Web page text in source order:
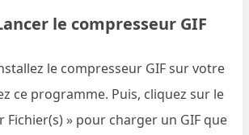
le compresseur GIF
le compresseur GIF sur votre
ce programme. Puis, cliquez sur le
Fichier(s) » pour charger un GIF que